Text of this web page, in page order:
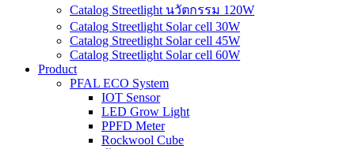
Catalog Streetlight นวัตกรรม 120W
Catalog Streetlight Solar cell 30W
Catalog Streetlight Solar cell 45W
Catalog Streetlight Solar cell 60W
Product
PFAL ECO System
IOT Sensor
LED Grow Light
PPFD Meter
Rockwool Cube